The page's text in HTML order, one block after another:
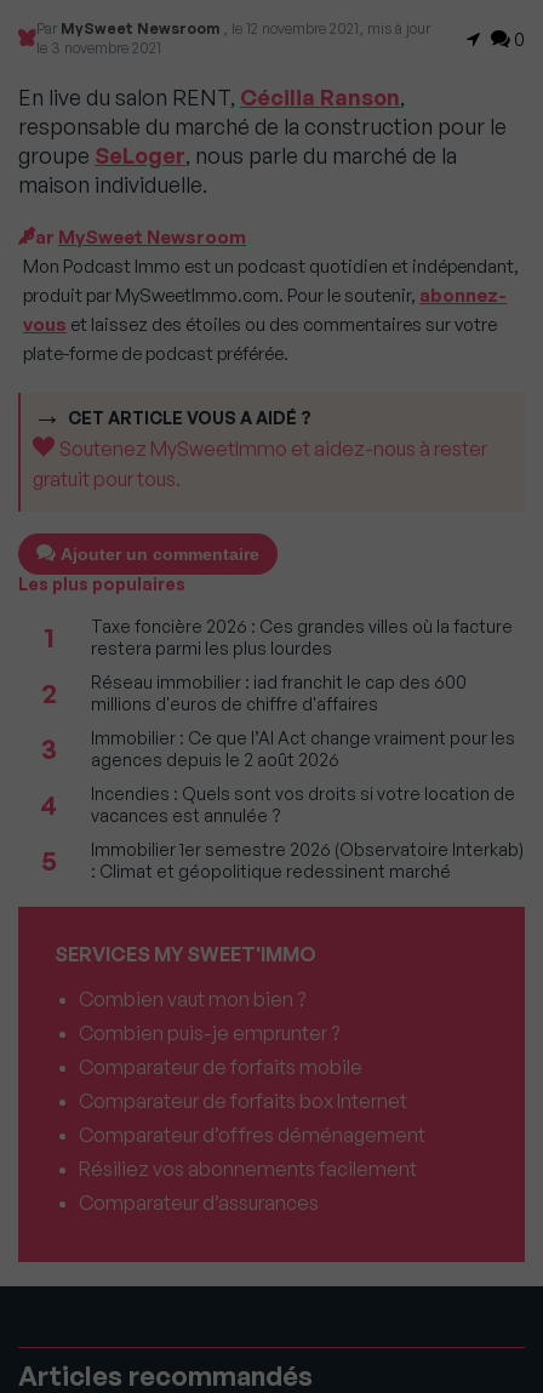
Par MySweet Newsroom , le 12 novembre 2021, mis à jour
le 3 novembre 2021
0
En live du salon RENT, Cécilia Ranson,
responsable du marché de la construction pour le
groupe SeLoger, nous parle du marché de la
maison individuelle.
Par MySweet Newsroom
Mon Podcast Immo est un podcast quotidien et indépendant,
produit par MySweetImmo.com. Pour le soutenir, abonnez-
vous et laissez des étoiles ou des commentaires sur votre
plate-forme de podcast préférée.
CET ARTICLE VOUS A AIDÉ ?
Soutenez MySweetImmo et aidez-nous à rester
gratuit pour tous.
Ajouter un commentaire
Les plus populaires
1
Taxe foncière 2026 : Ces grandes villes où la facture
restera parmi les plus lourdes
2
Réseau immobilier : iad franchit le cap des 600
millions d'euros de chiffre d'affaires
3
Immobilier : Ce que l’AI Act change vraiment pour les
agences depuis le 2 août 2026
4
Incendies : Quels sont vos droits si votre location de
vacances est annulée ?
5
Immobilier 1er semestre 2026 (Observatoire Interkab)
: Climat et géopolitique redessinent marché
SERVICES MY SWEET'IMMO
Combien vaut mon bien ?
Combien puis-je emprunter ?
Comparateur de forfaits mobile
Comparateur de forfaits box Internet
Comparateur d’offres déménagement
Résiliez vos abonnements facilement
Comparateur d’assurances
Articles recommandés